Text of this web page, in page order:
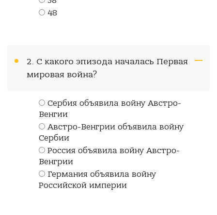
48
2. С какого эпизода началась Первая
мировая война?
Сербия объявила войну Австро-
Венгии
Австро-Венгрии объявила войну
Сербии
Россия объявила войну Австро-
Венгрии
Германия объявила войну
Российской империи